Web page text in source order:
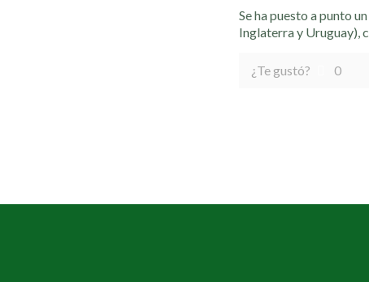
Se ha puesto a punto
Inglaterra y Uruguay),
¿Te gustó? 0